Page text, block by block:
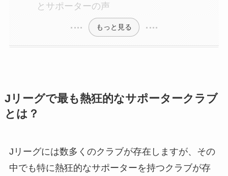
とサポーターの声
もっと見る
Jリーグで最も熱狂的なサポータークラブ
とは？
Jリーグには数多くのクラブが存在しますが、その
中でも特に熱狂的なサポーターを持つクラブが存